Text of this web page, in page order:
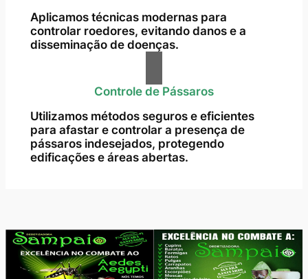
Aplicamos técnicas modernas para
controlar roedores, evitando danos e a
disseminação de doenças.
Controle de Pássaros
Utilizamos métodos seguros e eficientes
para afastar e controlar a presença de
pássaros indesejados, protegendo
edificações e áreas abertas.